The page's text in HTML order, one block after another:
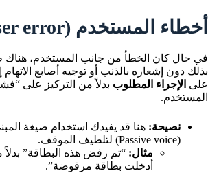
أخطاء المستخدم (User error)
في حال كان الخطأ من جانب المستخدم، هناك
بذلك دون إشعاره بالذنب أو توجيه أصابع الاتهام
على الإجراء المطلوب بدلاً من التركيز على
المستخدم.
نصيحة: هنا قد يفيدك استخدام صيغة
(Passive voice) لتلطيف الموقف.
مثال: “تم رفض هذه البطاقة” بدلاً
أدخلت بطاقة مرفوضة”.